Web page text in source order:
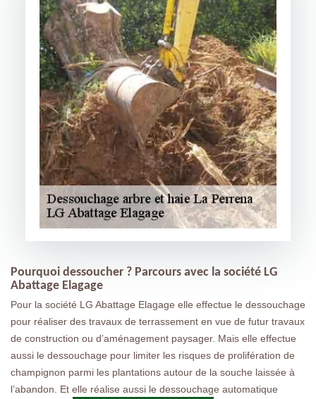
Pourquoi dessoucher ? Parcours avec la société LG
Abattage Elagage
Pour la société LG Abattage Elagage elle effectue le dessouchage
pour réaliser des travaux de terrassement en vue de futur travaux
de construction ou d’aménagement paysager. Mais elle effectue
aussi le dessouchage pour limiter les risques de prolifération de
champignon parmi les plantations autour de la souche laissée à
l’abandon. Et elle réalise aussi le dessouchage automatique